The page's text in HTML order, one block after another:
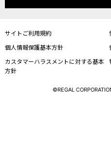
サイトご利用規約
個人情報保護基本方針
カスタマーハラスメントに対する基本
方針
©REGAL